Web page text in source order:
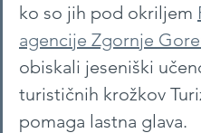
ko so jih pod okriljem
agencije Zgornje
obiskali jeseniški
turističnih krožkov
pomaga lastna glava.